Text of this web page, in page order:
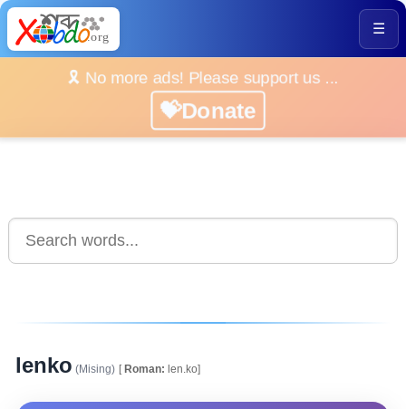
☰
🎗️ No more ads! Please support us ...
💝Donate
lenko (Mising) [Roman: len.ko]